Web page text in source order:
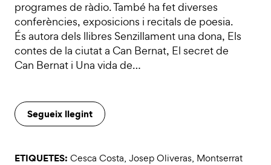
programes de ràdio. També ha fet diverses
conferències, exposicions i recitals de poesia.
És autora dels llibres Senzillament una dona, Els
contes de la ciutat a Can Bernat, El secret de
Can Bernat i Una vida de…
Segueix llegint
ETIQUETES: Cesca Costa, Josep Oliveras, Montserrat